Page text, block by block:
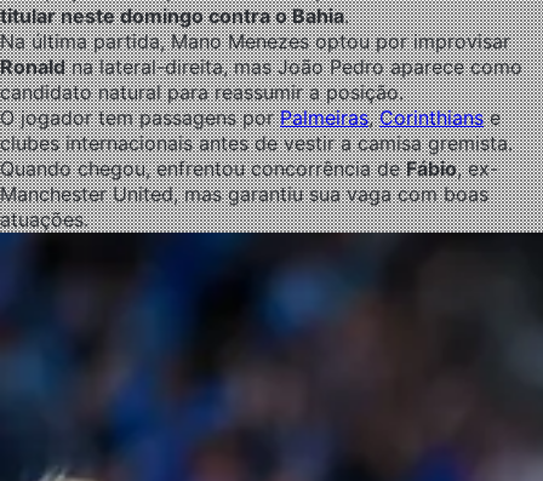
titular neste domingo contra o Bahia.
Na última partida, Mano Menezes optou por improvisar
Ronaldna lateral-direita, mas João Pedro aparece como
candidato natural para reassumir a posição.
O jogador tem passagens porPalmeiras,Corinthianse
clubes internacionais antes de vestir a camisa gremista.
Quando chegou, enfrentou concorrência deFábio, ex-
Manchester United, mas garantiu sua vaga com boas
atuações.